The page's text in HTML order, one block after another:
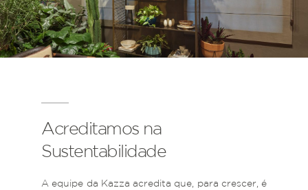
Acreditamos na
Sustentabilidade
A equipe da Kazza acredita que, para crescer, é